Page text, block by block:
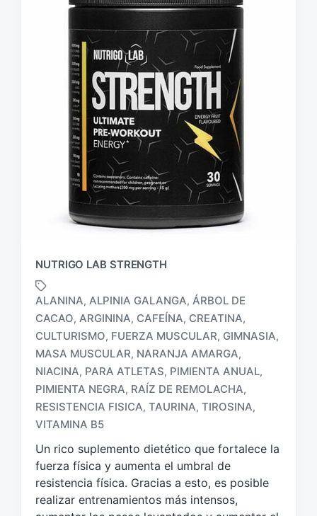
NUTRIGO LAB STRENGTH
t
i
q
u
t
a
d
o
c
ALANINA, ALPINIA GALANGA, ÁRBOL DE
CACAO, ARGININA, CAFEÍNA, CREATINA,
CULTURISMO, FUERZA MUSCULAR, GIMNASIA,
MASA MUSCULAR, NARANJA AMARGA,
NIACINA, PARA ATLETAS, PIMIENTA ANUAL,
PIMIENTA NEGRA, RAÍZ DE REMOLACHA,
RESISTENCIA FISICA, TAURINA, TIROSINA,
VITAMINA B5
Un rico suplemento dietético que fortalece la
fuerza física y aumenta el umbral de
resistencia física. Gracias a esto, es posible
realizar entrenamientos más intensos,